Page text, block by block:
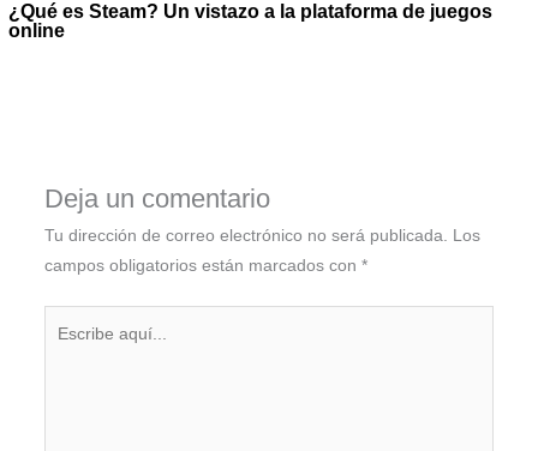
¿Qué es Steam? Un vistazo a la plataforma de juegos
online
Deja un comentario
Tu dirección de correo electrónico no será publicada. Los
campos obligatorios están marcados con *